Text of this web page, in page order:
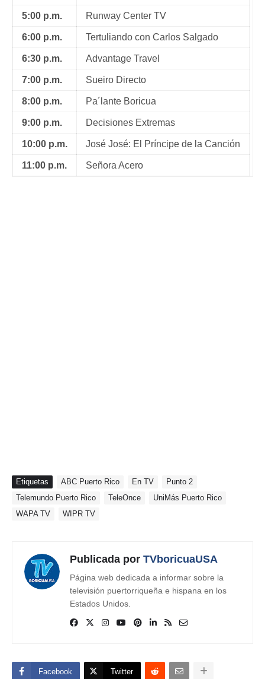
5:00 p.m. Runway Center TV
6:00 p.m. Tertuliando con Carlos Salgado
6:30 p.m. Advantage Travel
7:00 p.m. Sueiro Directo
8:00 p.m. Pa´lante Boricua
9:00 p.m. Decisiones Extremas
10:00 p.m. José José: El Príncipe de la Canción
11:00 p.m. Señora Acero
Etiquetas ABC Puerto Rico En TV
Punto 2
Telemundo Puerto Rico
TeleOnce
UniMás Puerto Rico
WAPA TV
WIPR TV
Publicada por TVboricuaUSA
Página web dedicada a informar sobre la
televisión puertorriqueña e hispana en los
Estados Unidos.
Facebook Twitter